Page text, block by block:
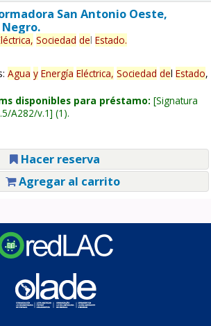
San Antonio Oeste,
Sociedad del Estado.
Agua y Energía Eléctrica, Sociedad del Estado,
disponibles para préstamo: Signatura
A282/v.1 (1).
Hacer reserva
Agregar al carrito